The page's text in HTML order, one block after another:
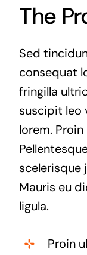
The
Sed
consequat
fringilla
suscipit leo
lorem.
scelerisque
Mauris eu
ligula.
Proin